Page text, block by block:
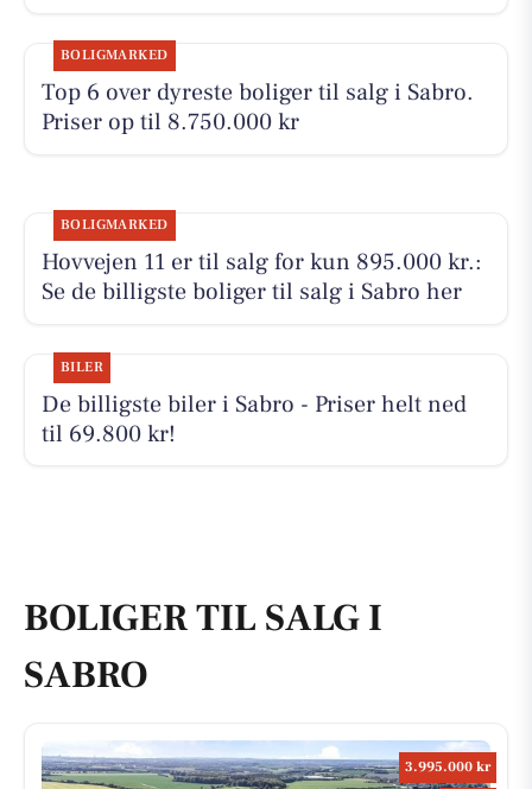
BOLIGMARKED
Top 6 over dyreste boliger til salg i Sabro.
Priser op til 8.750.000 kr
BOLIGMARKED
Hovvejen 11 er til salg for kun 895.000 kr.:
Se de billigste boliger til salg i Sabro her
BILER
De billigste biler i Sabro - Priser helt ned
til 69.800 kr!
BOLIGER TIL SALG I
SABRO
3.995.000 kr